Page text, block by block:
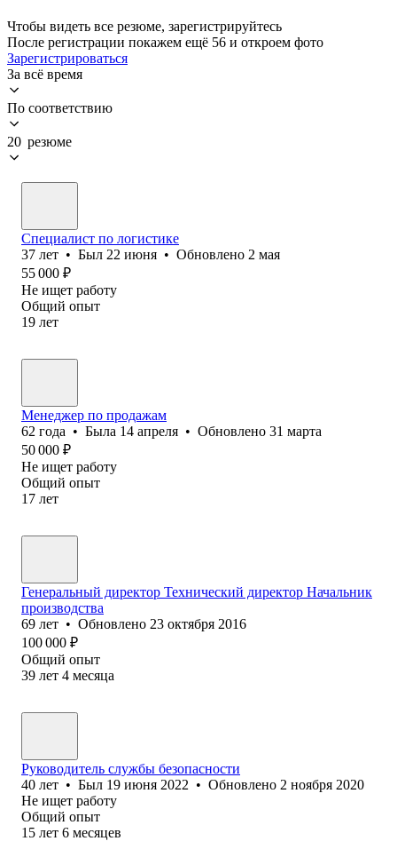
Чтобы видеть все резюме, зарегистрируйтесь
После регистрации покажем ещё 56 и откроем фото
Зарегистрироваться
За всё время
По соответствию
20 резюме
Специалист по логистике
37 лет • Был 22 июня • Обновлено 2 мая
55 000 ₽
Не ищет работу
Общий опыт
19 лет
Менеджер по продажам
62 года • Была 14 апреля • Обновлено 31 марта
50 000 ₽
Не ищет работу
Общий опыт
17 лет
Генеральный директор Технический директор Начальник
производства
69 лет • Обновлено 23 октября 2016
100 000 ₽
Общий опыт
39 лет 4 месяца
Руководитель службы безопасности
40 лет • Был 19 июня 2022 • Обновлено 2 ноября 2020
Не ищет работу
Общий опыт
15 лет 6 месяцев